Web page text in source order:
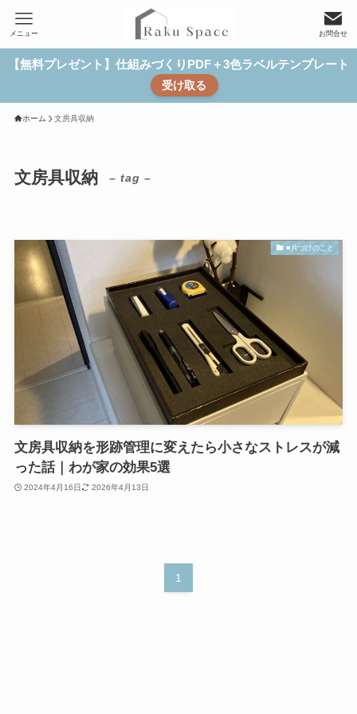
お問合せ
メニュー
【無料プレゼント】仕組みづくりPDF＋3色ラベルテンプレート
受け取る
ホーム 文房具収納
文房具収納 – tag –
■片づけのこと
文房具収納を形跡管理に変えたら小さなストレスが減
った話｜わが家の効果5選
2024年4月16日 2026年4月13日
1